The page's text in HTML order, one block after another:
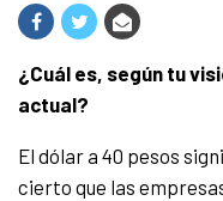
¿Cuál es, según tu
actual?
El dólar a 40 pesos
cierto que las